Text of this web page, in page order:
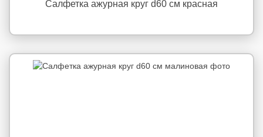
Салфетка ажурная круг d60 см красная